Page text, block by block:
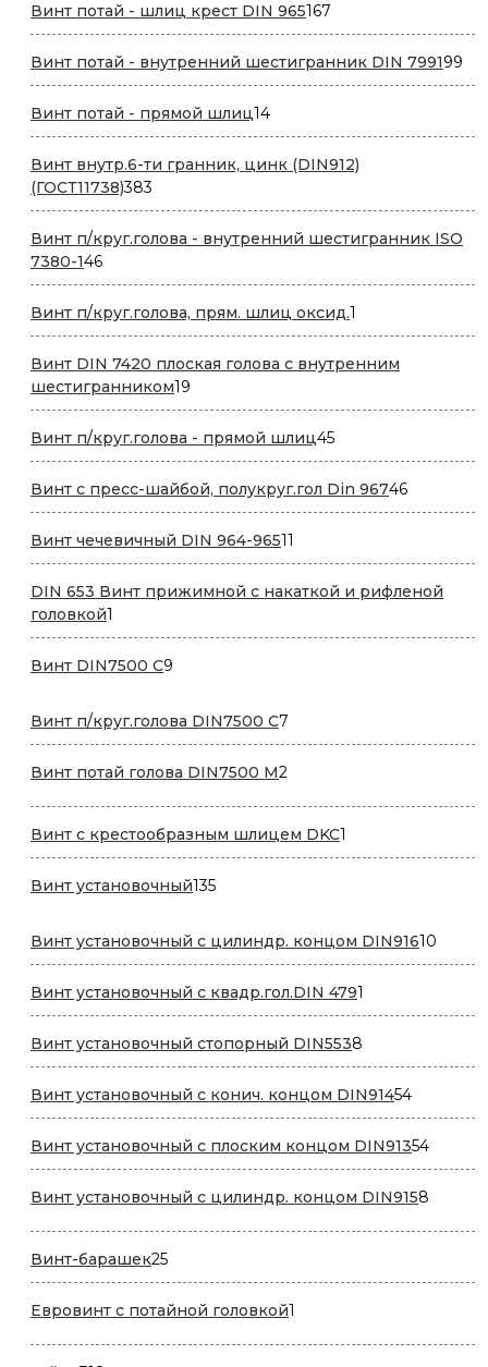
Винт потай - шлиц крест DIN 965167
товаров
Винт потай - внутренний шестигранник DIN 799199
Винт потай - прямой шлиц1414
товаров
Винт внутр.6-ти гранник, цинк (DIN912)
(ГОСТ11738)383
товара
Винт п/круг.голова - внутренний шестигранник ISO
7380-14646
товаров
Винт п/круг.голова, прям. шлиц оксид.1
товар
Винт DIN 7420 плоская голова с внутренним
шестигранником19
товаров
Винт п/круг.голова - прямой шлиц4545
товаров
Винт с пресс-шайбой, полукруг.гол Din 9674646
товаров
Винт чечевичный DIN 964-96511
товаров
DIN 653 Винт прижимной с накаткой и рифленой
головкой1
товар
Винт DIN7500 С9
Винт п/круг.голова DIN7500 С7
товаров
Винт потай голова DIN7500 М2
Винт с крестообразным шлицем DKC1
товар
Винт установочный135135
Винт установочный с цилиндр. концом DIN91610
Винт установочный с квадр.гол.DIN 4791
товар
Винт установочный стопорный DIN5538
товаров
Винт установочный с конич. концом DIN9145454
товара
Винт установочный с плоским концом DIN9135454
товара
Винт установочный с цилиндр. концом DIN9158
Винт-барашек2525
товаров
Евровинт с потайной головкой1